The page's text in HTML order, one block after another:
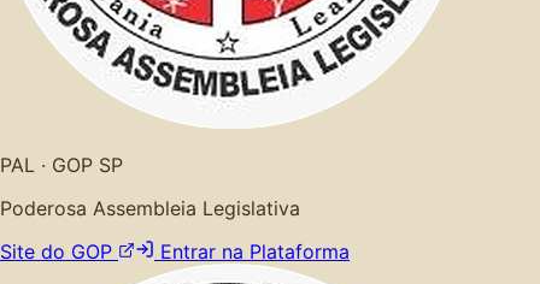
PAL · GOP SP
Poderosa Assembleia Legislativa
Site do GOP
Entrar na Plataforma